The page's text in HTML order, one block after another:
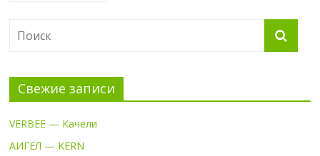
Свежие записи
VERBEE — Качели
АИГЕЛ — KERN